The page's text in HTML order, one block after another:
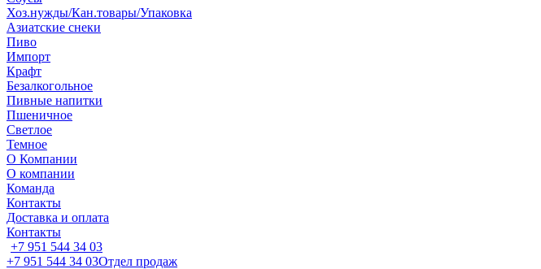
Хоз.нужды/Кан.товары/Упаковка
Азиатские снеки
Пиво
Импорт
Крафт
Безалкогольное
Пивные напитки
Пшеничное
Светлое
Темное
О Компании
О компании
Команда
Контакты
Доставка и оплата
Контакты
+7 951 544 34 03
+7 951 544 34 03Отдел продаж